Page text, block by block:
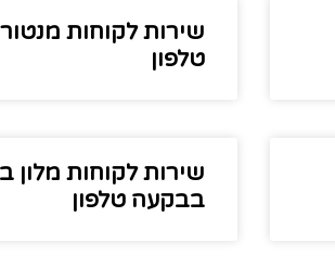
שירות לקוחות
טלפון
שירות לקוחות מלון
בבקעה טלפון